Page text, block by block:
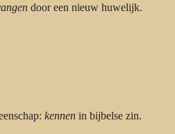
door een nieuw huwelijk.
kennen in bijbelse zin.